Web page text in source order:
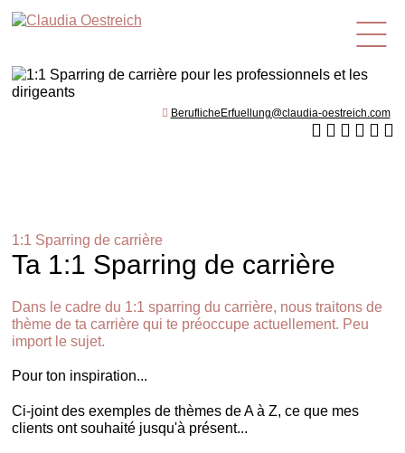
fr
BeruflicheErfuellung@claudia-oestreich.com
1:1 Sparring de carrière
Ta 1:1 Sparring de carrière
Dans le cadre du 1:1 sparring du carrière, nous traitons de
thème de ta carrière qui te préoccupe actuellement. Peu
import le sujet.
Pour ton inspiration...
Ci-joint des exemples de thèmes de A à Z, ce que mes
clients ont souhaité jusqu'à présent...